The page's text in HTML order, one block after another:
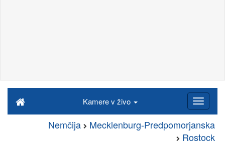
Kamere v živo
Nemčija
Mecklenburg-Predpomorjanska
Rostock